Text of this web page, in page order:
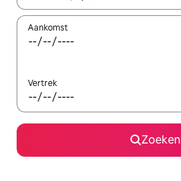
Aankomst
Vertrek
Zoeken